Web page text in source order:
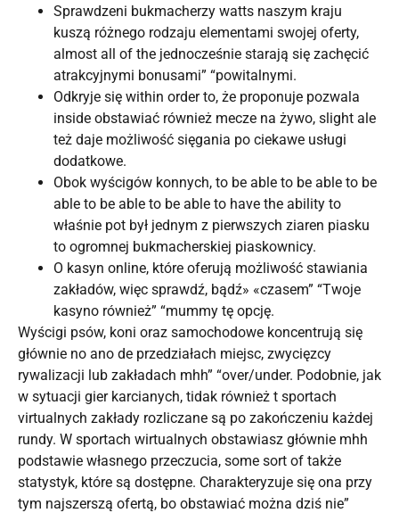
Sprawdzeni bukmacherzy watts naszym kraju
kuszą różnego rodzaju elementami swojej oferty,
almost all of the jednocześnie starają się zachęcić
atrakcyjnymi bonusami” “powitalnymi.
Odkryje się within order to, że proponuje pozwala
inside obstawiać również mecze na żywo, slight ale
też daje możliwość sięgania po ciekawe usługi
dodatkowe.
Obok wyścigów konnych, to be able to be able to be
able to be able to be able to have the ability to
właśnie pot był jednym z pierwszych ziaren piasku
to ogromnej bukmacherskiej piaskownicy.
O kasyn online, które oferują możliwość stawiania
zakładów, więc sprawdź, bądź» «czasem” “Twoje
kasyno również” “mummy tę opcję.
Wyścigi psów, koni oraz samochodowe koncentrują się
głównie no ano de przedziałach miejsc, zwycięzcy
rywalizacji lub zakładach mhh” “over/under. Podobnie, jak
w sytuacji gier karcianych, tidak również t sportach
virtualnych zakłady rozliczane są po zakończeniu każdej
rundy. W sportach wirtualnych obstawiasz głównie mhh
podstawie własnego przeczucia, some sort of także
statystyk, które są dostępne. Charakteryzuje się ona przy
tym najszerszą ofertą, bo obstawiać można dziś nie”